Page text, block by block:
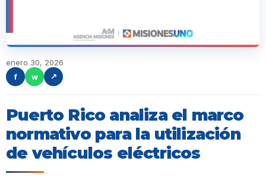
enero 30, 2026
f
w ↗
Puerto Rico analiza el marco
normativo para la utilización
de vehículos eléctricos